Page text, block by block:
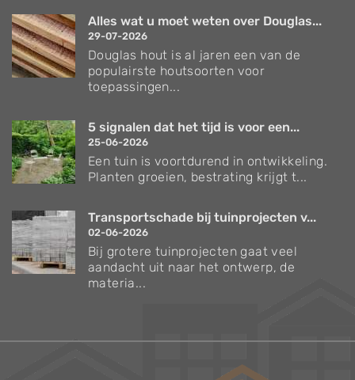
Alles wat u moet weten over Douglas...
29-07-2026
Douglas hout is al jaren een van de
populairste houtsoorten voor
toepassingen...
5 signalen dat het tijd is voor een...
25-06-2026
Een tuin is voortdurend in ontwikkeling.
Planten groeien, bestrating krijgt t...
Transportschade bij tuinprojecten v...
02-06-2026
Bij grotere tuinprojecten gaat veel
aandacht uit naar het ontwerp, de
materia...
Verzorgingstips voor bomen en planten
Inspiratie voor uw tuin en terras